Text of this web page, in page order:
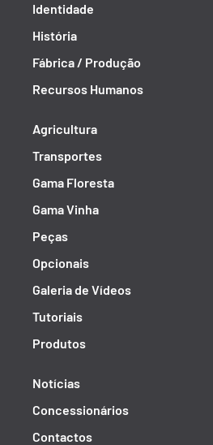
Identidade
História
Fábrica / Produção
Recursos Humanos
Agricultura
Transportes
Gama Floresta
Gama Vinha
Peças
Opcionais
Galeria de Vídeos
Tutoriais
Produtos
Notícias
Concessionários
Contactos